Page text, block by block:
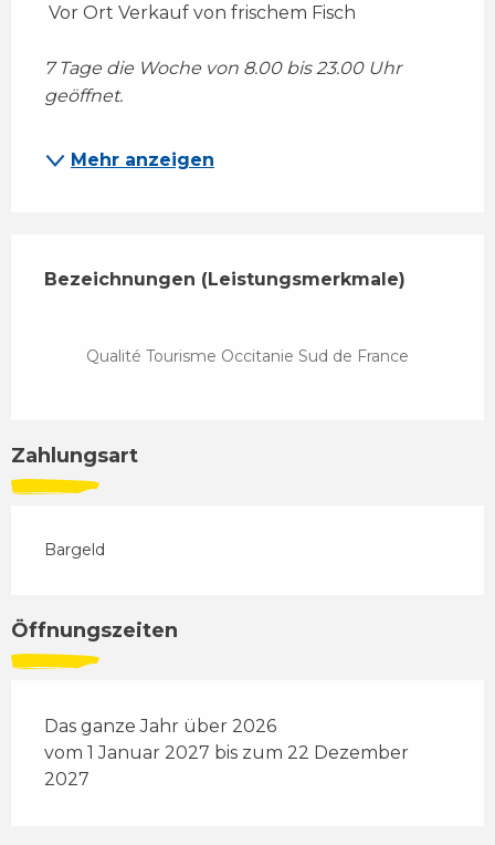
Vor Ort Verkauf von frischem Fisch
7 Tage die Woche von 8.00 bis 23.00 Uhr
geöffnet.
Mehr anzeigen
Bezeichnungen (Leistungsmerkmale)
Bezeichnungen (Leistungsmerkmale)
Qualité Tourisme Occitanie Sud de France
Zahlungsart
Bargeld
Öffnungszeiten
Das ganze Jahr über 2026
vom 1 Januar 2027 bis zum 22 Dezember
2027